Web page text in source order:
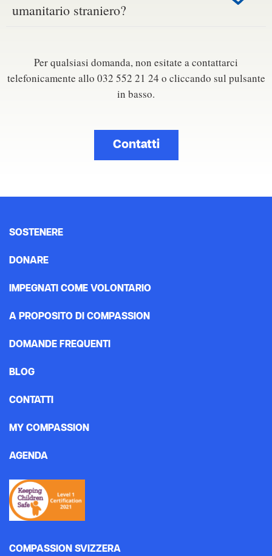
umanitario straniero?
Per qualsiasi domanda, non esitate a contattarci
telefonicamente allo 032 552 21 24 o cliccando sul pulsante
in basso.
Contatti
SOSTENERE
DONARE
IMPEGNATI COME VOLONTARIO
A PROPOSITO DI COMPASSION
DOMANDE FREQUENTI
BLOG
CONTATTI
MY COMPASSION
AGENDA
COMPASSION SVIZZERA